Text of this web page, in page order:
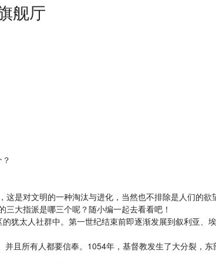
舰厅
对文明的一种淘汰与进化，当然也不排除是人们的欲
大指派是哪三个呢？随小编一起去看看吧！
太人社群中。第一世纪结束前即逐渐发展到叙利亚、
所有人都要信奉。1054年，基督教发生了大分裂，